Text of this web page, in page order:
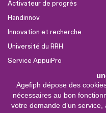
Agefiph dépose des
nécessaires au bon
votre demande d’un
Activateur de progrès
Handinnov
Innovation et recherche
Université du RRH
Service AppuiPro
Nous suivre
Youtube